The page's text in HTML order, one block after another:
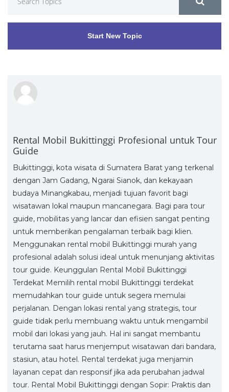
Start New Topic
Rental Mobil Bukittinggi Profesional untuk Tour
Guide
Bukittinggi, kota wisata di Sumatera Barat yang terkenal
dengan Jam Gadang, Ngarai Sianok, dan kekayaan
budaya Minangkabau, menjadi tujuan favorit bagi
wisatawan lokal maupun mancanegara. Bagi para tour
guide, mobilitas yang lancar dan efisien sangat penting
untuk memberikan pengalaman terbaik bagi klien.
Menggunakan rental mobil Bukittinggi murah yang
profesional adalah solusi ideal untuk menunjang aktivitas
tour guide. Keunggulan Rental Mobil Bukittinggi
Terdekat Memilih rental mobil Bukittinggi terdekat
memudahkan tour guide untuk segera memulai
perjalanan. Dengan lokasi rental yang strategis, tour
guide tidak perlu membuang waktu untuk mengambil
mobil dari lokasi yang jauh. Hal ini sangat membantu
terutama saat harus menjemput wisatawan dari bandara,
stasiun, atau hotel. Rental terdekat juga menjamin
layanan cepat dan responsif jika ada perubahan jadwal
tour. Rental Mobil Bukittinggi dengan Sopir: Praktis dan